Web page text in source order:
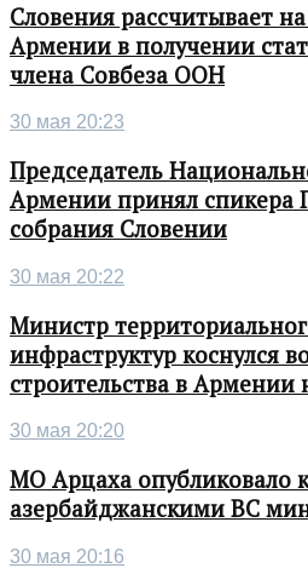
Словения рассчитывает
Армении в получении
члена Совбеза ООН
30 мая 20:23
Председатель
Армении принял спикера
собрания Словении
30 мая 20:22
Министр
инфраструктур коснулся
строительства в
30 мая 20:20
МО Арцаха опубликовало
азербайджанскими ВС
30 мая 20:16